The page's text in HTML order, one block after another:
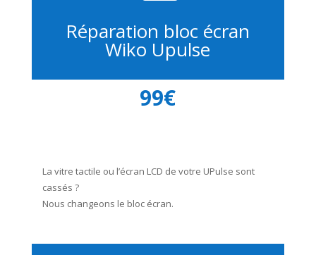
Réparation bloc écran
Wiko Upulse
99€
La vitre tactile ou l’écran LCD de votre UPulse sont
cassés ?
Nous changeons le bloc écran.